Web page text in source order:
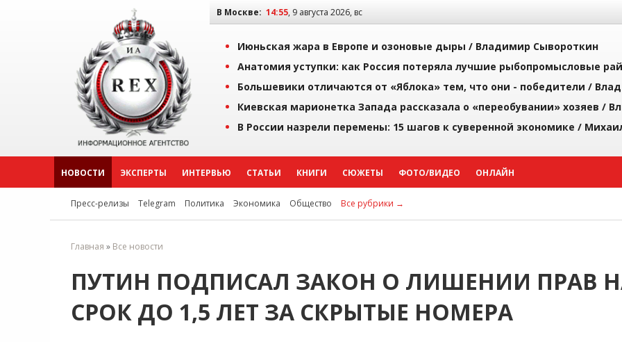
В Москве: 14:55, 9 августа 2026, вс
Июньская жара в Европе и озоновые дыры / Владимир Сывороткин
Анатомия уступки: как Россия потеряла лучшие рыбопромысловые
Большевики отличаются от «Яблока» тем, что они - победители /
Киевская марионетка Запада рассказала о «переобувании» хозяев /
В России назрели перемены: 15 шагов к суверенной экономике /
НОВОСТИ ЭКСПЕРТЫ ИНТЕРВЬЮ СТАТЬИ КНИГИ СЮЖЕТЫ ФОТО/ВИДЕО ОНЛАЙН
Пресс-релизы Telegram Политика Экономика Общество Все рубрики →
Главная » Все новости
ПУТИН ПОДПИСАЛ ЗАКОН О ЛИШЕНИИ ПРАВ
СРОК ДО 1,5 ЛЕТ ЗА СКРЫТЫЕ НОМЕРА